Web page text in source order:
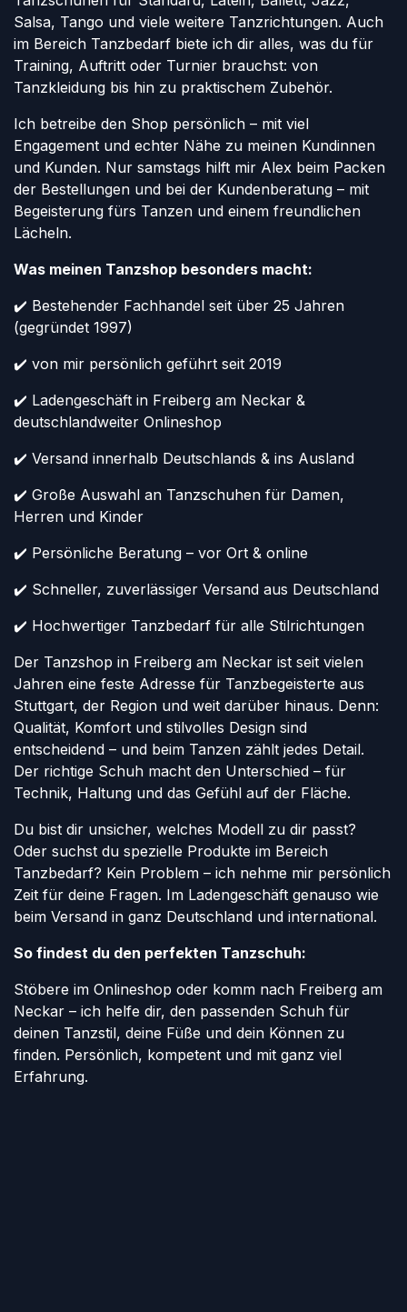
Salsa, Tango und viele weitere Tanzrichtungen. Auch
im Bereich Tanzbedarf biete ich dir alles, was du für
Training, Auftritt oder Turnier brauchst: von
Tanzkleidung bis hin zu praktischem Zubehör.
Ich betreibe den Shop persönlich – mit viel
Engagement und echter Nähe zu meinen Kundinnen
und Kunden. Nur samstags hilft mir Alex beim Packen
der Bestellungen und bei der Kundenberatung – mit
Begeisterung fürs Tanzen und einem freundlichen
Lächeln.
Was meinen Tanzshop besonders macht:
✔️ Bestehender Fachhandel seit über 25 Jahren
(gegründet 1997)
✔️ von mir persönlich geführt seit 2019
✔️ Ladengeschäft in Freiberg am Neckar &
deutschlandweiter Onlineshop
✔️ Versand innerhalb Deutschlands & ins Ausland
✔️ Große Auswahl an Tanzschuhen für Damen,
Herren und Kinder
✔️ Persönliche Beratung – vor Ort & online
✔️ Schneller, zuverlässiger Versand aus Deutschland
✔️ Hochwertiger Tanzbedarf für alle Stilrichtungen
Der Tanzshop in Freiberg am Neckar ist seit vielen
Jahren eine feste Adresse für Tanzbegeisterte aus
Stuttgart, der Region und weit darüber hinaus. Denn:
Qualität, Komfort und stilvolles Design sind
entscheidend – und beim Tanzen zählt jedes Detail.
Der richtige Schuh macht den Unterschied – für
Technik, Haltung und das Gefühl auf der Fläche.
Du bist dir unsicher, welches Modell zu dir passt?
Oder suchst du spezielle Produkte im Bereich
Tanzbedarf? Kein Problem – ich nehme mir persönlich
Zeit für deine Fragen. Im Ladengeschäft genauso wie
beim Versand in ganz Deutschland und international.
So findest du den perfekten Tanzschuh:
Stöbere im Onlineshop oder komm nach Freiberg am
Neckar – ich helfe dir, den passenden Schuh für
deinen Tanzstil, deine Füße und dein Können zu
finden. Persönlich, kompetent und mit ganz viel
Erfahrung.